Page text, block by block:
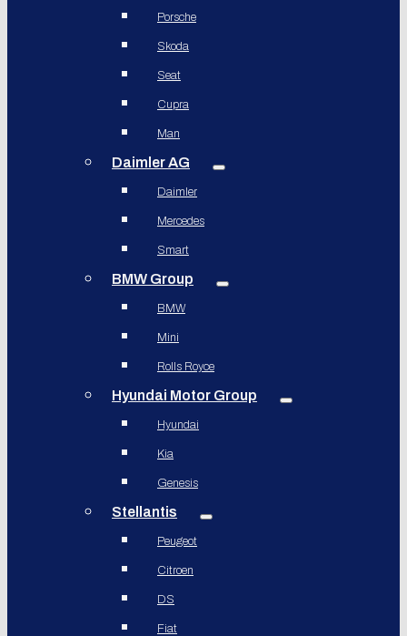
Porsche
Skoda
Seat
Cupra
Man
Daimler AG
Daimler
Mercedes
Smart
BMW Group
BMW
Mini
Rolls Royce
Hyundai Motor Group
Hyundai
Kia
Genesis
Stellantis
Peugeot
Citroen
DS
Fiat